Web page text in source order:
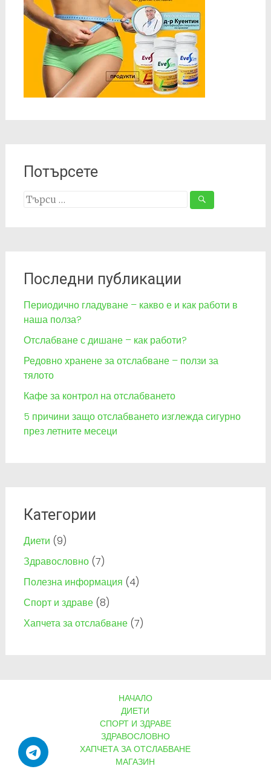
Потърсете
Search
Последни публикации
Периодично гладуване – какво е и как работи в
наша полза?
Отслабване с дишане – как работи?
Редовно хранене за отслабване – ползи за
тялото
Кафе за контрол на отслабването
5 причини защо отслабването изглежда сигурно
през летните месеци
Категории
Диети (9)
Здравословно(7)
Полезна информация (4)
Спорт и здраве(8)
Хапчета за отслабване(7)
НАЧАЛО
ДИЕТИ
СПОРТ И ЗДРАВЕ
ЗДРАВОСЛОВНО
ХАПЧЕТА ЗА ОТСЛАБВАНЕ
МАГАЗИН